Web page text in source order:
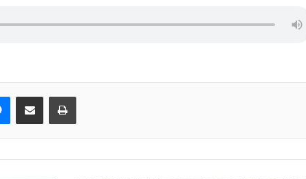
Messengerმეილზე გაზიარებაამობეჭვდა